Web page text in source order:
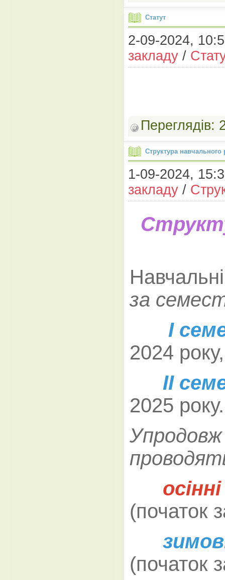
Статут
2-09-2024,
закладу /
Структура навчального
1-09-2024,
закладу /
за
І
2024 року,
ІІ
2025 року.
Упродовж
(початок
(початок